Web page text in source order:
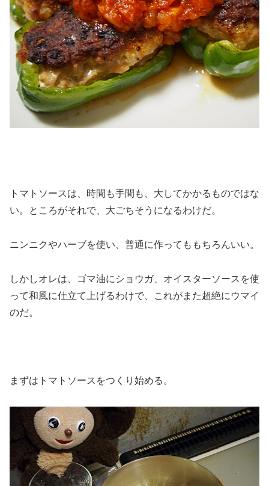
トマトソースは、時間も手間も、大してかかるものではな
い。ところがそれで、大ごちそうになるわけだ。
ニンニクやハーブを使い、普通に作ってももちろんいい。
しかしオレは、ゴマ油にショウガ、オイスターソースを使
って和風に仕立て上げるわけで、これがまた超絶にウマイ
のだ。
まずはトマトソースをつくり始める。